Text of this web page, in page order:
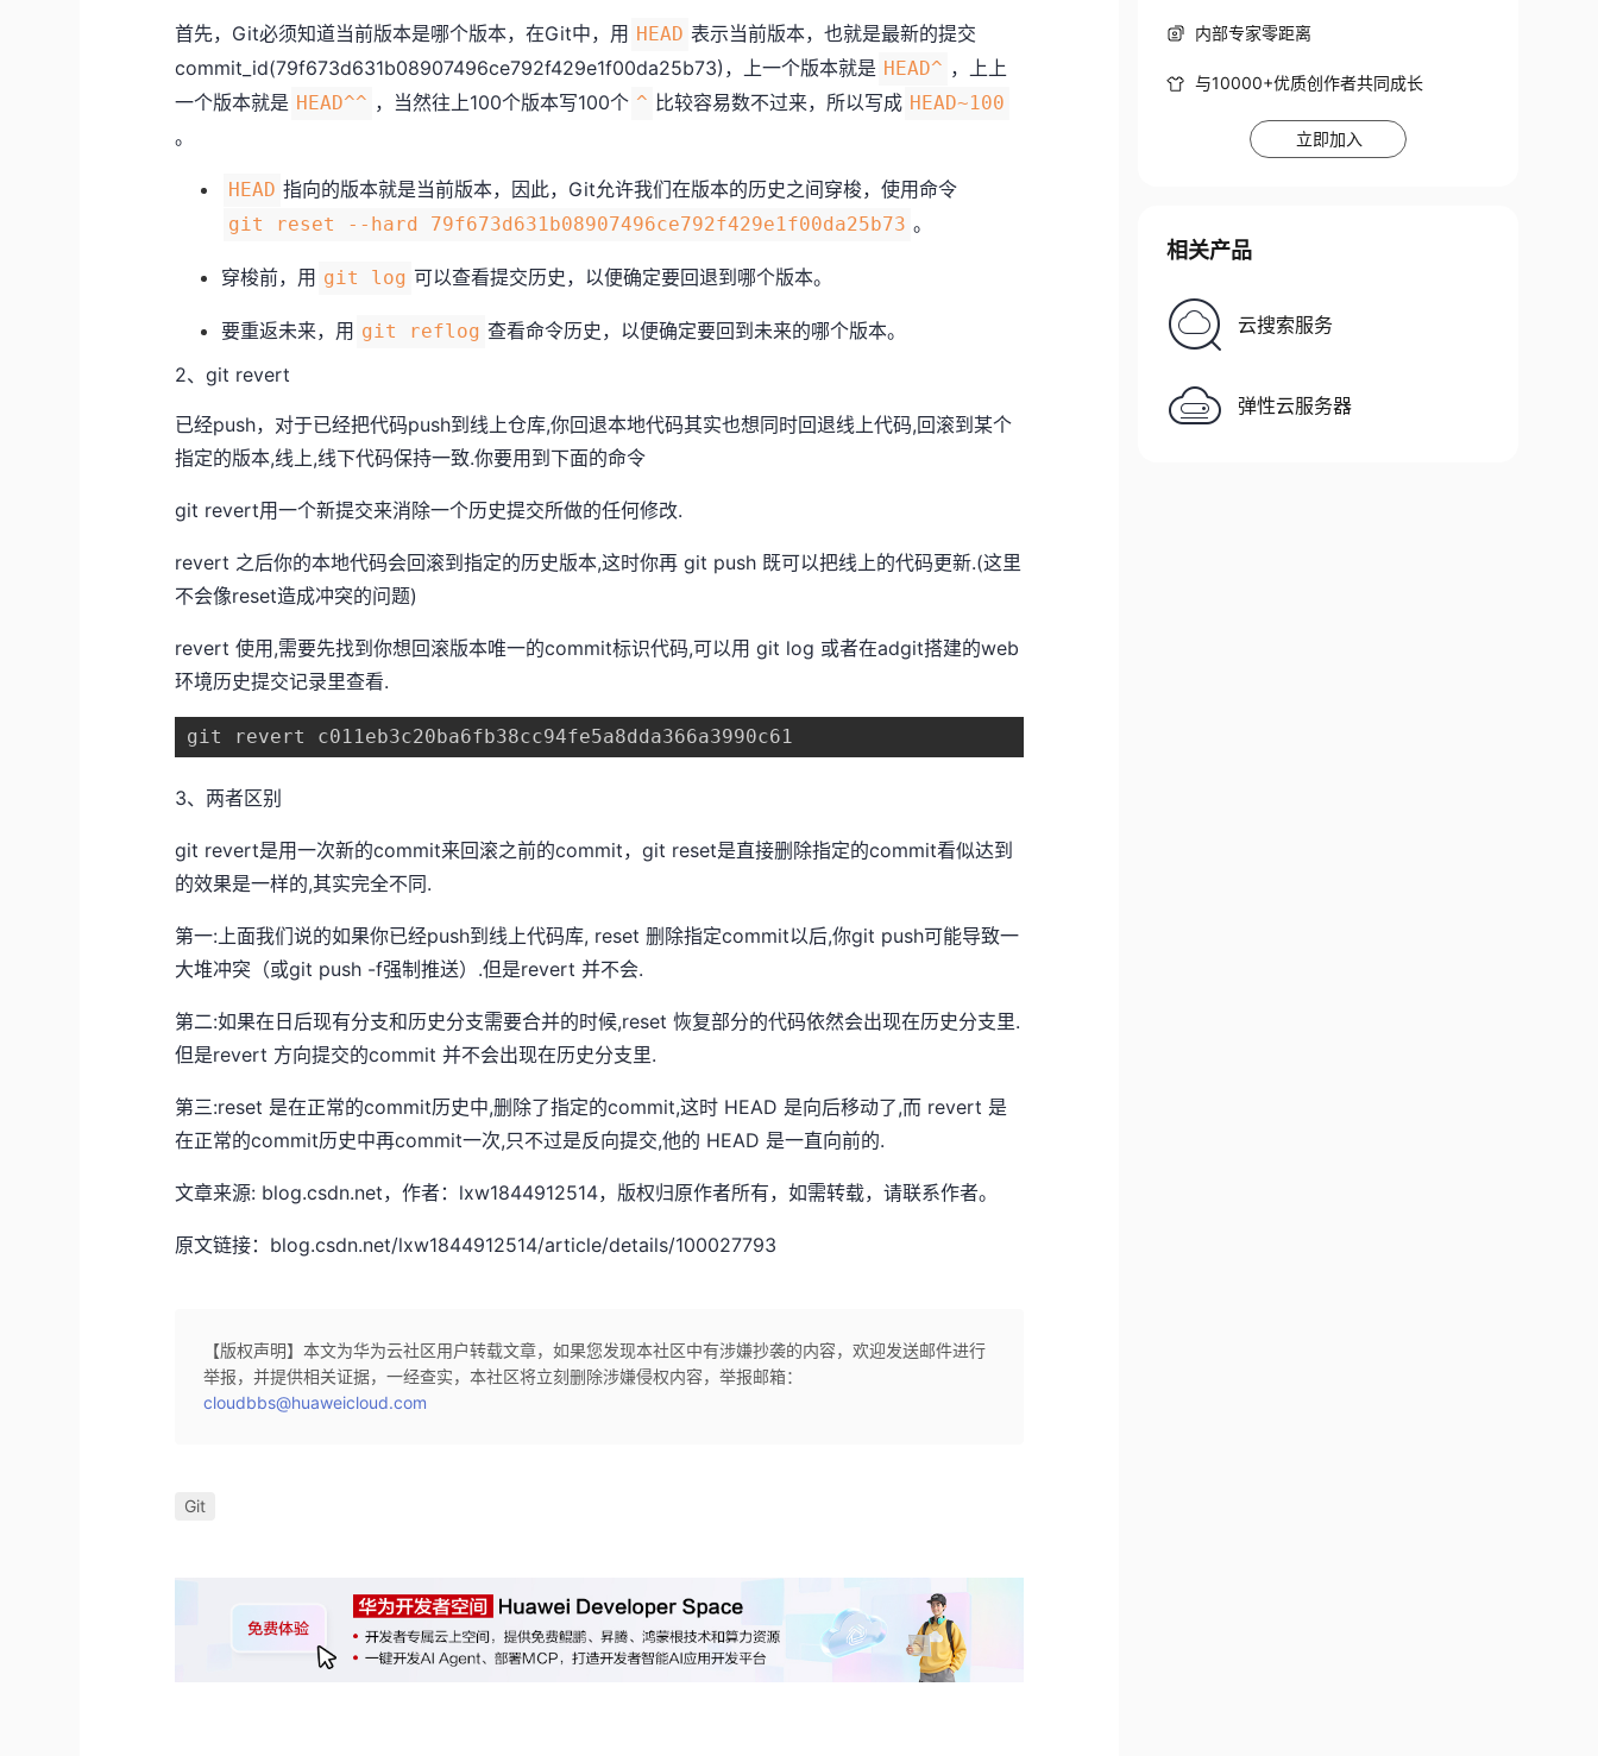
首先，Git必须知道当前版本是哪个版本，在Git中，用 HEAD 表示当前版本，也就是最新的提交
commit_id(79f673d631b08907496ce792f429e1f00da25b73)，上一个版本就是 HEAD^ ，上上
一个版本就是 HEAD^^ ，当然往上100个版本写100个 ^ 比较容易数不过来，所以写成 HEAD~100
。
HEAD 指向的版本就是当前版本，因此，Git允许我们在版本的历史之间穿梭，使用命令
git reset --hard 79f673d631b08907496ce792f429e1f00da25b73 。
穿梭前，用 git log 可以查看提交历史，以便确定要回退到哪个版本。
要重返未来，用 git reflog 查看命令历史，以便确定要回到未来的哪个版本。
2、git revert
已经push，对于已经把代码push到线上仓库,你回退本地代码其实也想同时回退线上代码,回滚到某个
指定的版本,线上,线下代码保持一致.你要用到下面的命令
git revert用一个新提交来消除一个历史提交所做的任何修改.
revert 之后你的本地代码会回滚到指定的历史版本,这时你再 git push 既可以把线上的代码更新.(这里
不会像reset造成冲突的问题)
revert 使用,需要先找到你想回滚版本唯一的commit标识代码,可以用 git log 或者在adgit搭建的web
环境历史提交记录里查看.
git revert c011eb3c20ba6fb38cc94fe5a8dda366a3990c61
3、两者区别
git revert是用一次新的commit来回滚之前的commit，git reset是直接删除指定的commit看似达到
的效果是一样的,其实完全不同.
第一:上面我们说的如果你已经push到线上代码库, reset 删除指定commit以后,你git push可能导致一
大堆冲突（或git push -f强制推送）.但是revert 并不会.
第二:如果在日后现有分支和历史分支需要合并的时候,reset 恢复部分的代码依然会出现在历史分支里.
但是revert 方向提交的commit 并不会出现在历史分支里.
第三:reset 是在正常的commit历史中,删除了指定的commit,这时 HEAD 是向后移动了,而 revert 是
在正常的commit历史中再commit一次,只不过是反向提交,他的 HEAD 是一直向前的.
文章来源: blog.csdn.net，作者：lxw1844912514，版权归原作者所有，如需转载，请联系作者。
原文链接：blog.csdn.net/lxw1844912514/article/details/100027793
【版权声明】本文为华为云社区用户转载文章，如果您发现本社区中有涉嫌抄袭的内容，欢迎发送邮件进行
举报，并提供相关证据，一经查实，本社区将立刻删除涉嫌侵权内容，举报邮箱：
cloudbbs@huaweicloud.com
Git
内部专家零距离
与10000+优质创作者共同成长
立即加入
相关产品
云搜索服务
弹性云服务器